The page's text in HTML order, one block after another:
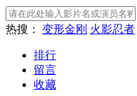
热搜： 变形金刚 火影忍者
排行
留言
收藏